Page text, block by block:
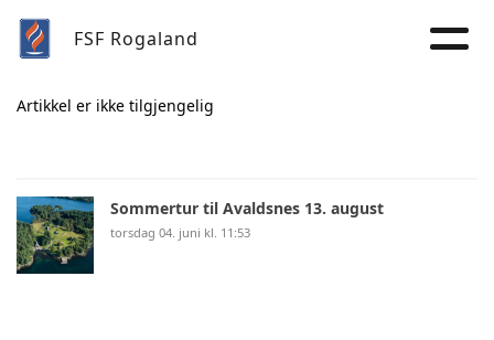
FSF Rogaland
Artikkel er ikke tilgjengelig
Sommertur til Avaldsnes 13. august
torsdag 04. juni kl. 11:53